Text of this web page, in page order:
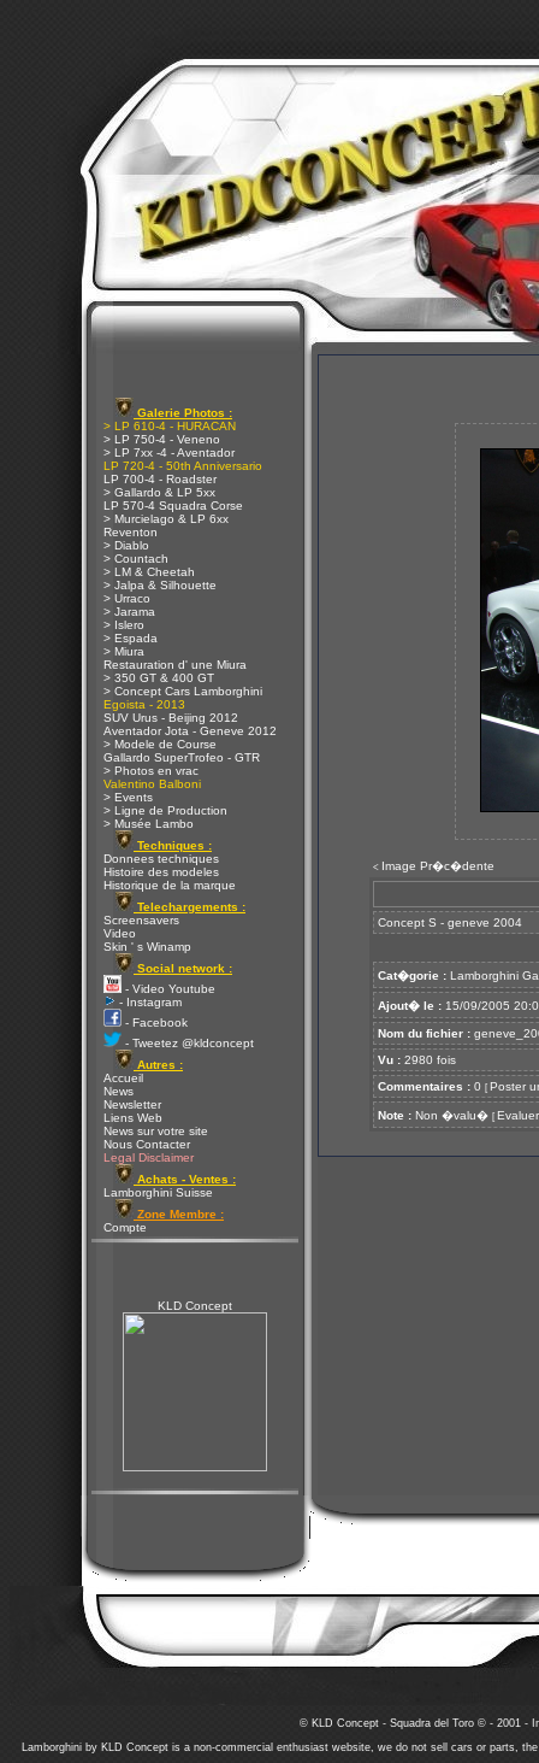
Galerie Photos :
> LP 610-4 - HURACAN
> LP 750-4 - Veneno
> LP 7xx -4 - Aventador
LP 720-4 - 50th Anniversario
LP 700-4 - Roadster
> Gallardo & LP 5xx
LP 570-4 Squadra Corse
> Murcielago & LP 6xx
Reventon
> Diablo
> Countach
> LM & Cheetah
> Jalpa & Silhouette
> Urraco
> Jarama
> Islero
> Espada
> Miura
Restauration d' une Miura
> 350 GT & 400 GT
> Concept Cars Lamborghini
Egoista - 2013
SUV Urus - Beijing 2012
Aventador Jota - Geneve 2012
> Modele de Course
Gallardo SuperTrofeo - GTR
> Photos en vrac
Valentino Balboni
> Events
> Ligne de Production
> Musée Lambo
Techniques :
Donnees techniques
Histoire des modeles
Historique de la marque
Telechargements :
Screensavers
Video
Skin ' s Winamp
Social network :
- Video Youtube
- Instagram
- Facebook
- Tweetez @kldconcept
Autres :
Accueil
News
Newsletter
Liens Web
News sur votre site
Nous Contacter
Legal Disclaimer
Achats - Ventes :
Lamborghini Suisse
Zone Membre :
Compte
KLD Concept
< Image Pr�c�dente
Concept S - geneve 2004
Cat�gorie : Lamborghini
Ajout� le : 15/09/2005
Nom du fichier :
Vu : 2980 fois
Commentaires : 0 [ Poster
Note : Non �valu� [ Evaluer
© KLD Concept - Squadra del Toro © - 2001 -
Lamborghini by KLD Concept is a non-commercial enthusiast website, we do not sell cars or parts,